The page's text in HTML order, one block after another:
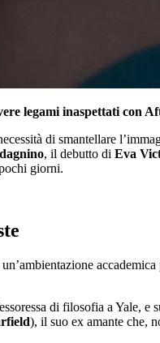
legami inaspettati con
di smantellare
, il debutto di Eva
giorni.
di filosofia a Yale,
), il suo ex amante che,